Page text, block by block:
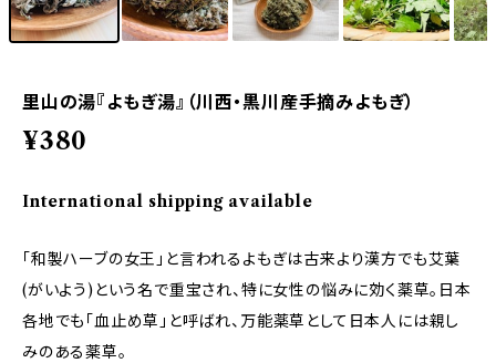
里山の湯『よもぎ湯』（川西・黒川産手摘みよもぎ）
¥380
International shipping available
「和製ハーブの女王」と言われるよもぎは古来より漢方でも艾葉
(がいよう)という名で重宝され、特に女性の悩みに効く薬草。日本
各地でも「血止め草」と呼ばれ、万能薬草として日本人には親し
みのある薬草。